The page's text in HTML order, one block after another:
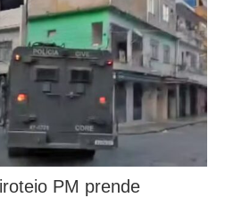
PM prende